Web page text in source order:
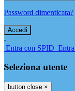
Password dimenticata?
-
Entra con SPID
Seleziona utente
button close ×